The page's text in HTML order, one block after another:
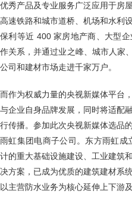
优秀产品及专业服务广泛应用于房
高速铁路和城市道桥、机场和水利
保利等近 400 家房地产商、大型
作关系，并通过业之峰、城市人家
公司和建材市场走进千家万户。
而作为权威力量的央视新媒体平台
与企业自身品牌发展，同时将适配
行传播。参加此次央视新媒体选品
雨虹集团电商子公司。东方雨虹
计的重大基础设施建设、工业建筑
决方案，已成为优质的建筑建材系
以主营防水业务为核心延伸上下游